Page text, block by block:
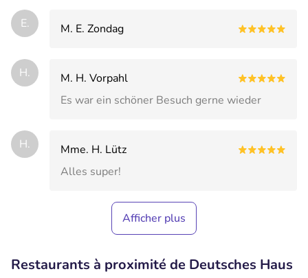
E. M. E. Zondag
H.
M. H. Vorpahl
Es war ein schöner Besuch gerne wieder
H.
Mme. H. Lütz
Alles super!
Afficher plus
Restaurants à proximité de Deutsches Haus